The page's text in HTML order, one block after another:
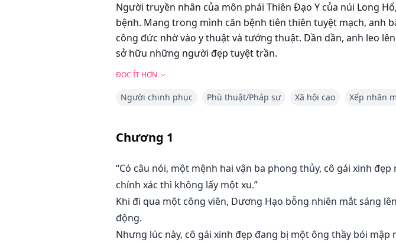
Người truyền nhân của môn phái Thiên Đạo Y của núi Long
bệnh. Mang trong mình căn bệnh tiên thiên tuyệt mạch,
công đức nhờ vào y thuật và tướng thuật. Dần dần, anh leo
sở hữu những người đẹp tuyệt trần.
ĐỌC ÍT HƠN
Người chinh phục Phù thuật/Pháp sư Xã hội cao Xếp nhăn
Chương 1
“Có câu nói, một mệnh hai vận ba phong thủy, cô gái xinh
chính xác thì không lấy một xu.”
Khi đi qua một công viên, Dương Hạo bỗng nhiên mắt sáng
động.
Nhưng lúc này, cô gái xinh đẹp đang bị một ông thầy bói